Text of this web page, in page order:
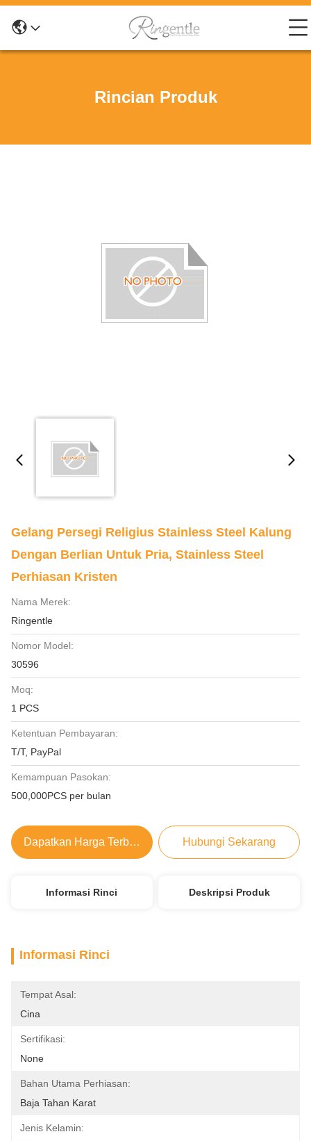
Rincian Produk
Gelang Persegi Religius Stainless Steel Kalung
Dengan Berlian Untuk Pria, Stainless Steel
Perhiasan Kristen
Nama Merek:
Ringentle
Nomor Model:
30596
Moq:
1 PCS
Ketentuan Pembayaran:
T/T, PayPal
Kemampuan Pasokan:
500,000PCS per bulan
Dapatkan Harga Terbaik Hubungi Sekarang
Informasi Rinci Deskripsi Produk
Informasi Rinci
Tempat Asal:
Cina
Sertifikasi:
None
Bahan Utama Perhiasan:
Baja Tahan Karat
Jenis Kelamin: